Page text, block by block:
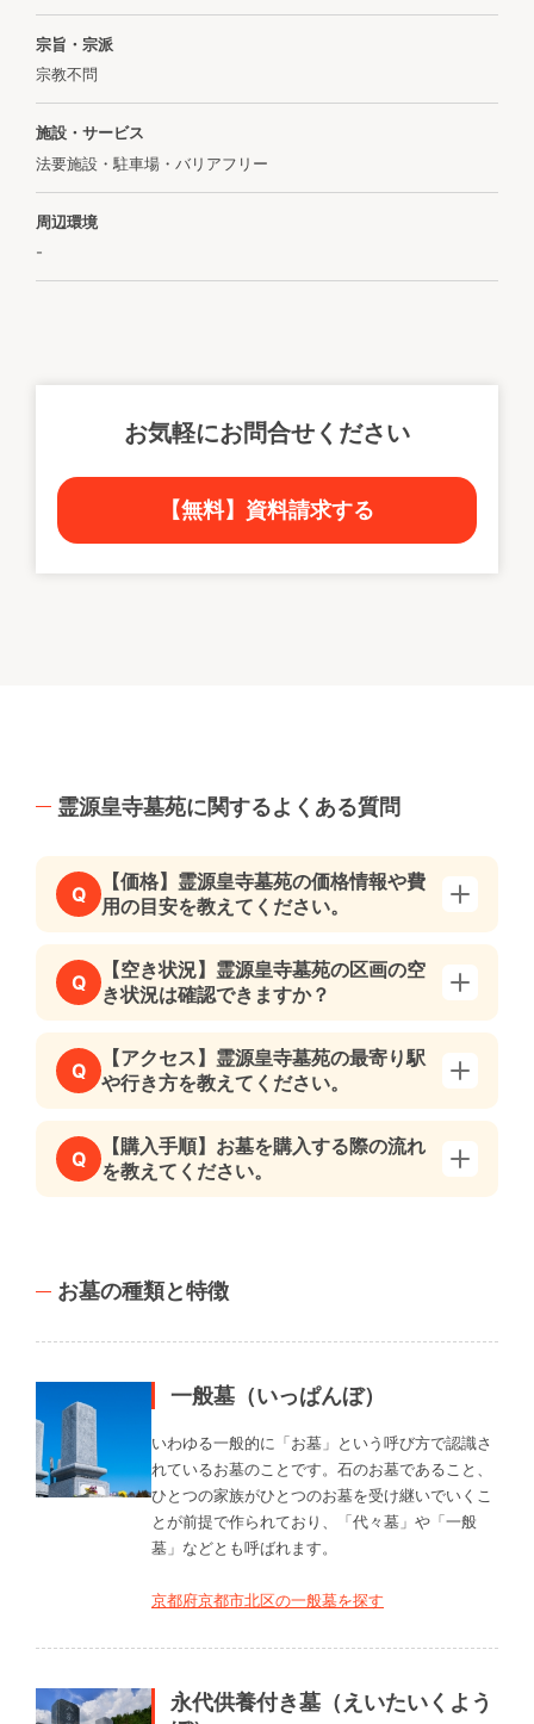
宗旨・宗派
宗教不問
施設・サービス
法要施設・駐車場・バリアフリー
周辺環境
-
お気軽にお問合せください
【無料】資料請求する
霊源皇寺墓苑に関するよくある質問
Q
【価格】霊源皇寺墓苑の価格情報や費
用の目安を教えてください。
Q
【空き状況】霊源皇寺墓苑の区画の空
き状況は確認できますか？
Q
【アクセス】霊源皇寺墓苑の最寄り駅
や行き方を教えてください。
Q
【購入手順】お墓を購入する際の流れ
を教えてください。
お墓の種類と特徴
一般墓（いっぱんぼ）
いわゆる一般的に「お墓」という呼び方で認識さ
れているお墓のことです。石のお墓であること、
ひとつの家族がひとつのお墓を受け継いでいくこ
とが前提で作られており、「代々墓」や「一般
墓」などとも呼ばれます。
京都府京都市北区の一般墓を探す
永代供養付き墓（えいたいくよう